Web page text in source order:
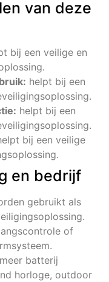
van deze
bij een veilige en
helpt bij een
helpt bij een
bij een veilige
en bedrijf
gebruikt als
of
batterij
horloge, outdoor